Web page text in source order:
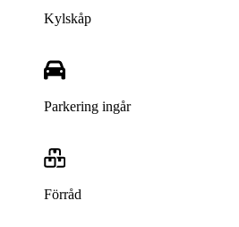
Kylskåp
Parkering ingår
Förråd